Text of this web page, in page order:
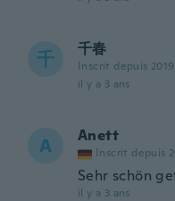
千 千春
Inscrit depuis 2019
il y a 3 ans
A Anett
Inscrit depuis
Sehr schön
il y a 3 ans